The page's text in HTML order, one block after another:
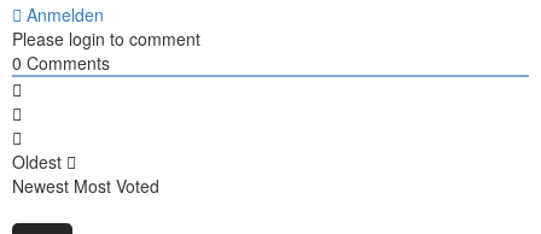
Anmelden
Please login to comment
0 Comments
Oldest
Newest Most Voted